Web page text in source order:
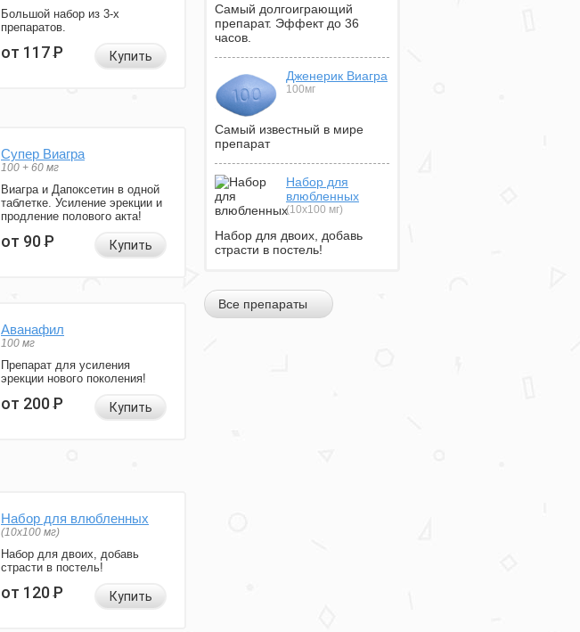
Большой набор из 3-х
препаратов.
от 117Р Купить
Супер Виагра
100 + 60 мг
Виагра и Дапоксетин в одной
таблетке. Усиление эрекции и
продление полового акта!
от 90Р Купить
Аванафил
100 мг
Препарат для усиления
эрекции нового поколения!
от 200Р Купить
Набор для влюбленных
(10х100 мг)
Набор для двоих, добавь
страсти в постель!
от 120Р Купить
Самый долгоиграющий
препарат. Эффект до 36
часов.
Дженерик Виагра
100мг
Самый известный в мире
препарат
Набор для
влюбленных
(10х100 мг)
Набор для двоих, добавь
страсти в постель!
Все препараты